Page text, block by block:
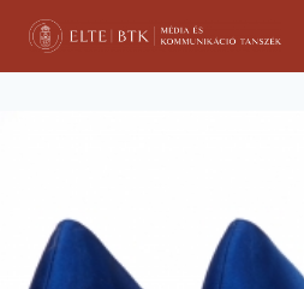
Skip
content